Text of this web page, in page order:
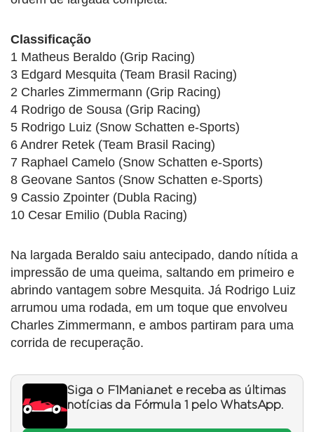
Classificação
1 Matheus Beraldo (Grip Racing)
3 Edgard Mesquita (Team Brasil Racing)
2 Charles Zimmermann (Grip Racing)
4 Rodrigo de Sousa (Grip Racing)
5 Rodrigo Luiz (Snow Schatten e-Sports)
6 Andrer Retek (Team Brasil Racing)
7 Raphael Camelo (Snow Schatten e-Sports)
8 Geovane Santos (Snow Schatten e-Sports)
9 Cassio Zpointer (Dubla Racing)
10 Cesar Emilio (Dubla Racing)
Na largada Beraldo saiu antecipado, dando nítida a
impressão de uma queima, saltando em primeiro e
abrindo vantagem sobre Mesquita. Já Rodrigo Luiz
arrumou uma rodada, em um toque que envolveu
Charles Zimmermann, e ambos partiram para uma
corrida de recuperação.
Siga o F1Mania.net e receba as últimas
notícias da Fórmula 1 pelo WhatsApp.